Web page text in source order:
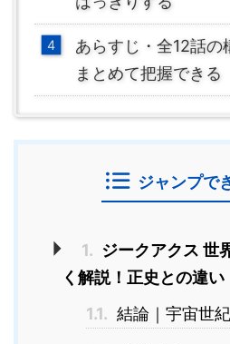
あらすじ・全12話
まとめて把握できる
ジャンプで
1. ジークアクス 世
く解説！正史との違い
1.1. 結論｜宇宙世